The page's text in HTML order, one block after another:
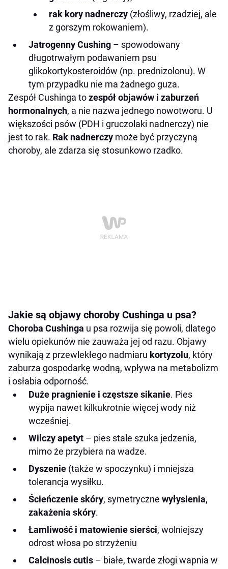
rak kory nadnerczy (złośliwy, rzadziej, ale
z gorszym rokowaniem).
Jatrogenny Cushing – spowodowany
długotrwałym podawaniem psu
glikokortykosteroidów (np. prednizolonu). W
tym przypadku nie ma żadnego guza.
Zespół Cushinga tozespół objawów i zaburzeń
hormonalnych, a nie nazwa jednego nowotworu. U
większości psów (PDH i gruczolaki nadnerczy) nie
jest to rak. Rak nadnerczy może być przyczyną
choroby, ale zdarza się stosunkowo rzadko.
Jakie są objawy choroby Cushinga u psa?
Choroba Cushinga u psa rozwija się powoli, dlatego
wielu opiekunów nie zauważa jej od razu. Objawy
wynikają z przewlekłego nadmiaru kortyzolu, który
zaburza gospodarkę wodną, wpływa na metabolizm
i osłabia odporność.
Duże pragnienie i częstsze sikanie. Pies
wypija nawet kilkukrotnie więcej wody niż
wcześniej.
Wilczy apetyt – pies stale szuka jedzenia,
mimo że przybiera na wadze.
Dyszenie (także w spoczynku) i mniejsza
tolerancja wysiłku.
Ścieńczenie skóry, symetryczne wyłysienia,
zakażenia skóry.
Łamliwość i matowienie sierści, wolniejszy
odrost włosa po strzyżeniu
Calcinosis cutis – białe, twarde złogi wapnia w